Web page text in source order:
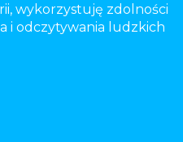
wykorzystuję zdolności
i odczytywania ludzkich